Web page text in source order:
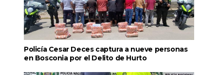
Policía Cesar Deces captura a nueve personas
en Bosconia por el Delito de Hurto